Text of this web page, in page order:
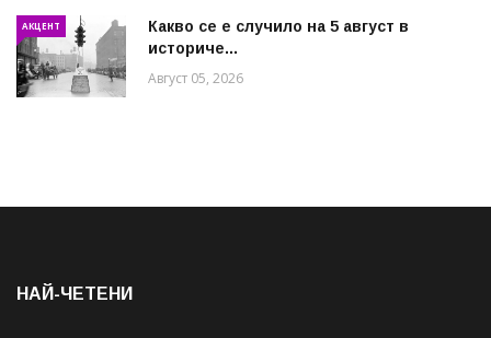
АКЦЕНТ
Какво се е случило на 5 август в
историче...
Август 05, 2026
НАЙ-ЧЕТЕНИ